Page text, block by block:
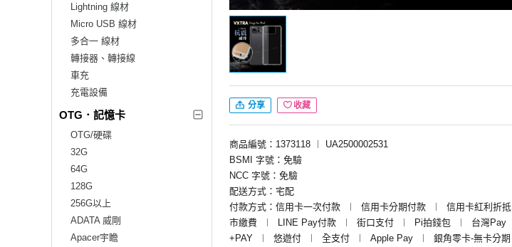
Lightning 線材
Micro USB 線材
多合一 線材
轉接器、轉接線
車充
充電設備
OTG．記憶卡
OTG/硬碟
32G
64G
128G
256G以上
ADATA 威剛
Apacer宇瞻
分享 收藏
商品編號：1373118 ︱
UA2500002531
BSMI 字號：免驗
NCC 字號：免驗
配送方式：宅配
付款方式：信用卡一次付款
︱ 信用卡分期付款 ︱ 信用卡紅利折抵
市繳費
︱ LINE Pay付款 ︱ 街口支付 ︱ Pi拍錢包 ︱ 台灣Pay
+PAY
︱ 悠遊付 ︱ 全支付 ︱ Apple Pay ︱ 銀角零卡-無卡分期